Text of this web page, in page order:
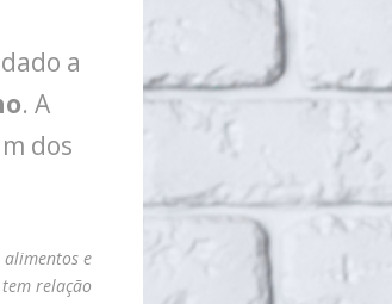
a
. A
dos
alimentos e
relação